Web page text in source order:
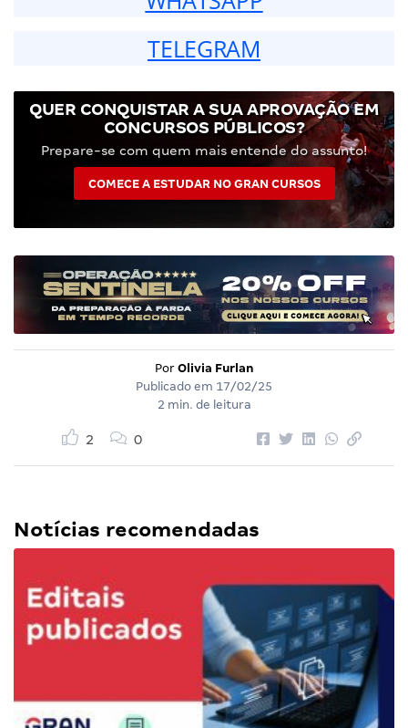
TELEGRAM
QUER CONQUISTAR A SUA APROVAÇÃO EM
CONCURSOS PÚBLICOS?
Prepare-se com quem mais entende do assunto!
COMECE A ESTUDAR NO GRAN CURSOS
Por Olivia Furlan
Publicado em 17/02/25
2 min. de leitura
2 0
Notícias recomendadas